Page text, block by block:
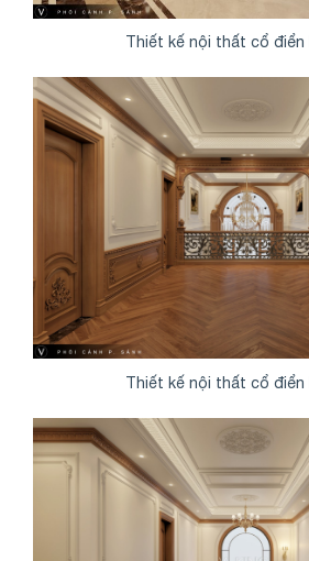
Thiết kế nội thất cổ
Thiết kế nội thất cổ